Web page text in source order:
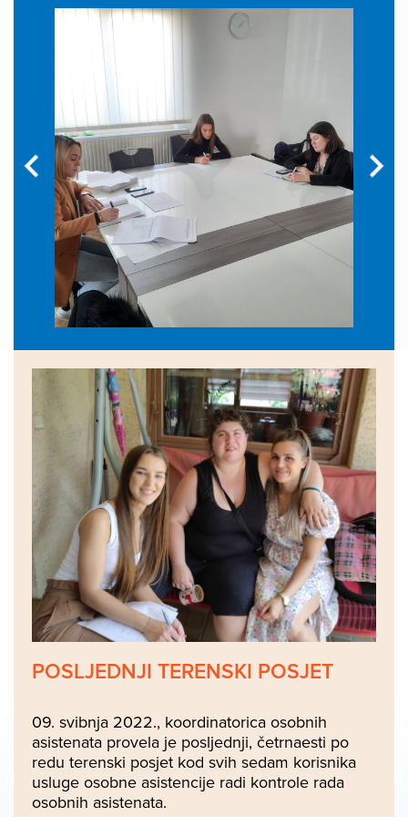
POSLJEDNJI TERENSKI POSJET
09. svibnja 2022., koordinatorica osobnih
asistenata provela je posljednji, četrnaesti po
redu terenski posjet kod svih sedam korisnika
usluge osobne asistencije radi kontrole rada
osobnih asistenata.